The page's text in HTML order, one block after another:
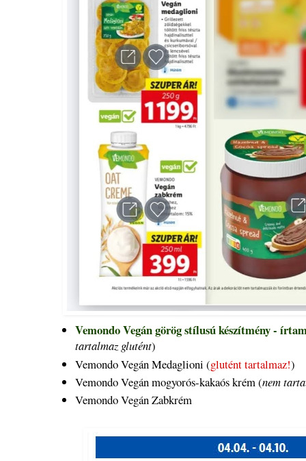
Vemondo Vegán görög stílusú készítmény -
tartalmaz glutént)
Vemondo Vegán Medaglioni (glutént tartalmaz!)
Vemondo Vegán mogyorós-kakaós krém (nem
Vemondo Vegán Zabkrém